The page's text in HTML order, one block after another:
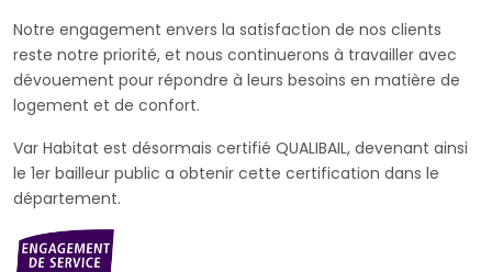
Notre engagement envers la satisfaction de nos clients
reste notre priorité, et nous continuerons à travailler avec
dévouement pour répondre à leurs besoins en matière de
logement et de confort.
Var Habitat est désormais certifié QUALIBAIL, devenant ainsi
le 1er bailleur public a obtenir cette certification dans le
département.